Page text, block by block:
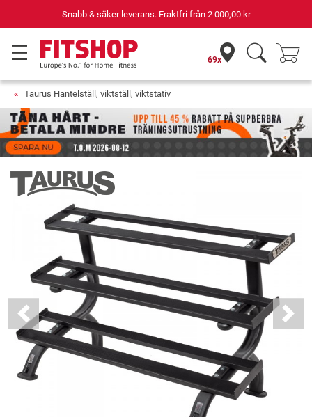
Din expert inom hemmaträning i 42 år
69x
Taurus Hantelställ, viktställ, viktstativ
Previous Next